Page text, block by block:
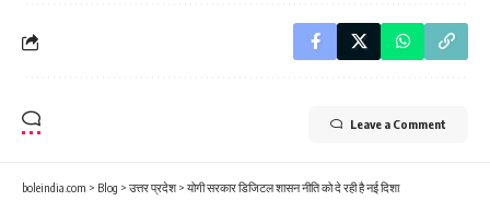
Leave a Comment
boleindia.com > Blog > उत्तर प्रदेश> योगी सरकार डिजिटल शासन नीति को दे रही है नई दिशा